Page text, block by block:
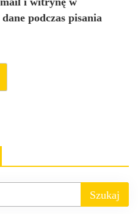
podczas pisania